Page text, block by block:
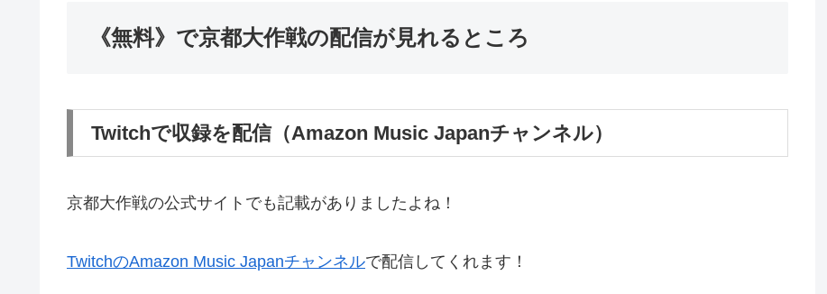
《無料》で京都大作戦の配信が見れるところ
Twitchで収録を配信（Amazon Music Japanチャンネル）
京都大作戦の公式サイトでも記載がありましたよね！
TwitchのAmazon Music Japanチャンネルで配信してくれます！